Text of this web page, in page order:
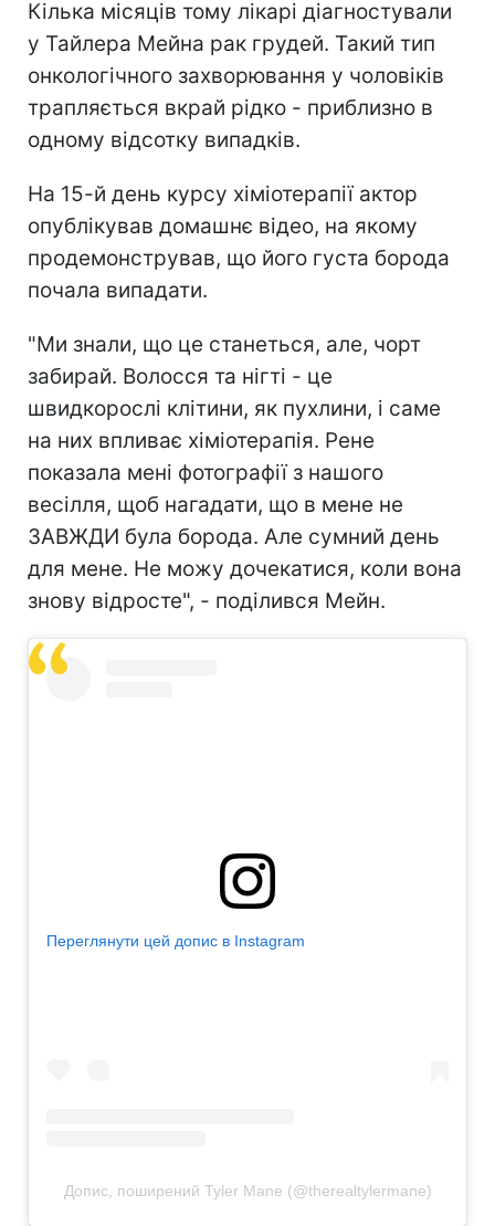
Кілька місяців тому лікарі діагностували
у Тайлера Мейна рак грудей. Такий тип
онкологічного захворювання у чоловіків
трапляється вкрай рідко - приблизно в
одному відсотку випадків.
На 15-й день курсу хіміотерапії актор
опублікував домашнє відео, на якому
продемонстрував, що його густа борода
почала випадати.
"Ми знали, що це станеться, але, чорт
забирай. Волосся та нігті - це
швидкорослі клітини, як пухлини, і саме
на них впливає хіміотерапія. Рене
показала мені фотографії з нашого
весілля, щоб нагадати, що в мене не
ЗАВЖДИ була борода. Але сумний день
для мене. Не можу дочекатися, коли вона
знову відросте", - поділився Мейн.
Переглянути цей допис в Instagram
Допис, поширений Tyler Mane (@therealtylermane)